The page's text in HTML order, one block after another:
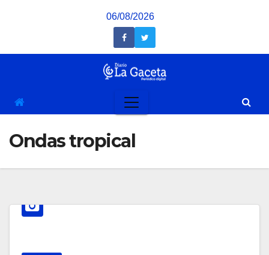
06/08/2026
Ondas tropical